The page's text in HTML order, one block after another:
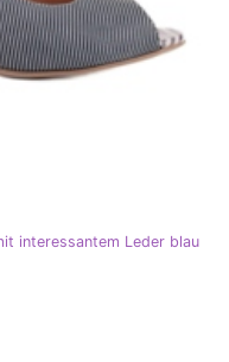
interessantem Leder blau